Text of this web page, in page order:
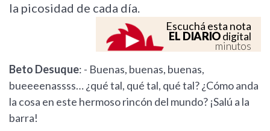
la picosidad de cada día.
Escuchá esta nota
EL DIARIOdigital
minutos
Beto Desuque: - Buenas, buenas, buenas,
bueeeenassss… ¿qué tal, qué tal, qué tal? ¿Cómo anda
la cosa en este hermoso rincón del mundo? ¡Salú a la
barra!